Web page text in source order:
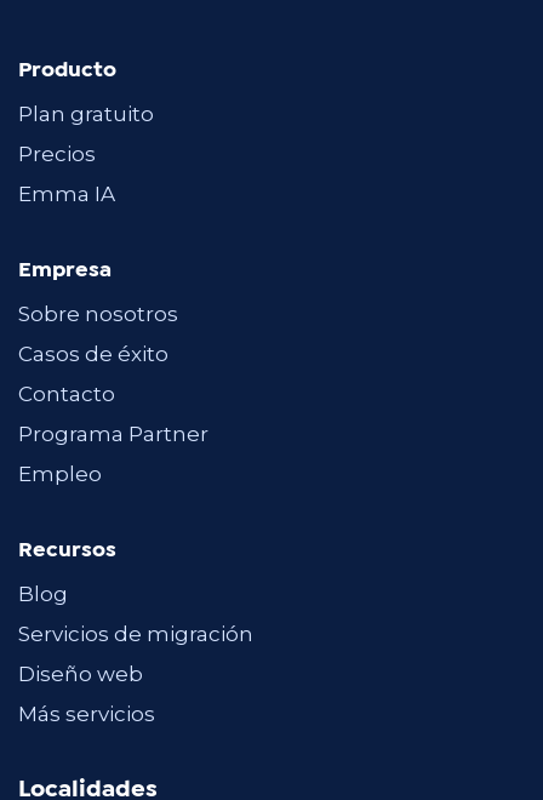
Producto
Plan gratuito
Precios
Emma IA
Empresa
Sobre nosotros
Casos de éxito
Contacto
Programa Partner
Empleo
Recursos
Blog
Servicios de migración
Diseño web
Más servicios
Localidades